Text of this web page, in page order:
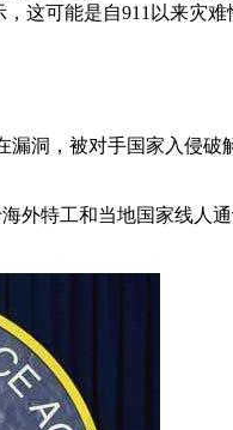
这可能是自911以来灾难
洞，被对手国家入侵
外特工和当地国家线